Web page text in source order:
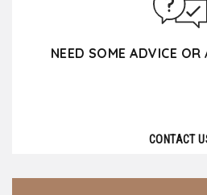
NEED SOME ADVICE
CONTACT